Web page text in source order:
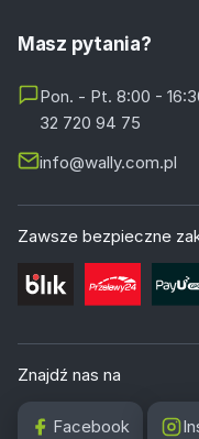
Masz pytania?
Pon. - Pt. 8:00 -
32 720 94 75
info@wally.com.pl
Zawsze bezpieczne
Znajdź nas na
Facebook